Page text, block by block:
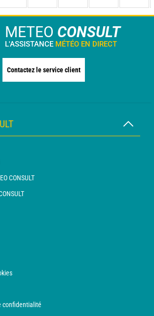
METEO CONSULT
L'ASSISTANCE MÉTÉO EN DIRECT
Contactez le service client
CONSULT
confidentialité